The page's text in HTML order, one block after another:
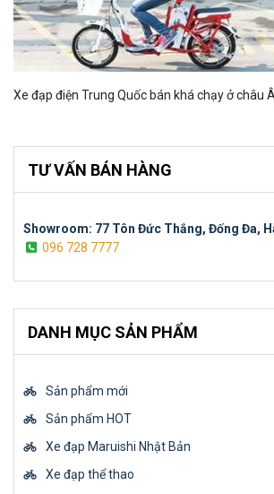
Xe đạp điện Trung Quốc bán khá chạy ở châu
TƯ VẤN BÁN HÀNG
Showroom: 77 Tôn Đức Thắng, Đống Đa,
096 728 7777
DANH MỤC SẢN PHẨM
Sản phẩm mới
Sản phẩm HOT
Xe đạp Maruishi Nhật Bản
Xe đạp thể thao